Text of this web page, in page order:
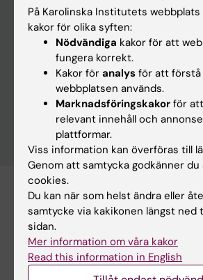
Rensa
Prenumerera på denna sökning som
Prenumerera på denna sökning som
12 november
På Karolinska Institutets webbplats
kakor för olika syften:
Nödvändiga kakor för att
fungera korrekt.
Kakor för analys för att förstå
webbplatsen används.
Marknadsföringskakor för
relevant innehåll och
plattformar.
Viss information kan överföras till
Genom att samtycka godkänner
cookies.
Du kan när som helst ändra eller
samtycke via kakikonen längst ned
sidan.
Mer information om våra kakor
Read this information in English